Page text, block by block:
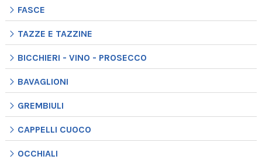
FASCE
TAZZE E TAZZINE
BICCHIERI - VINO - PROSECCO
BAVAGLIONI
GREMBIULI
CAPPELLI CUOCO
OCCHIALI